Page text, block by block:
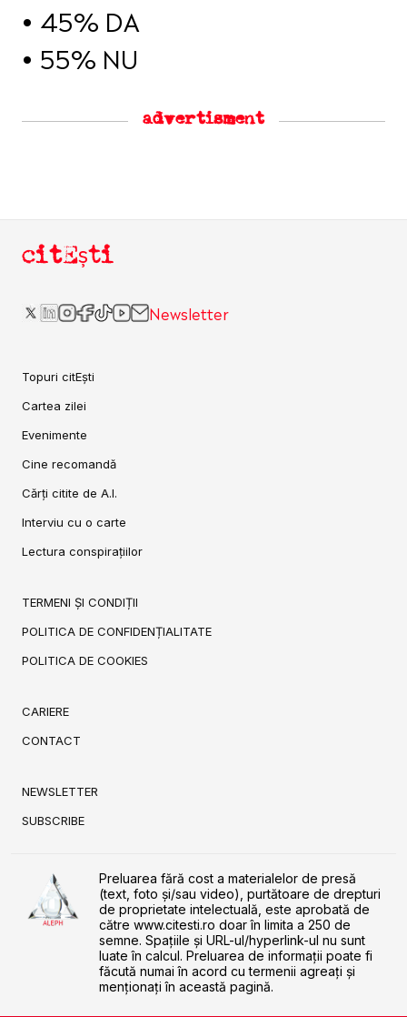
45% DA
55% NU
advertisment
citEști
Newsletter
Topuri citEști
Cartea zilei
Evenimente
Cine recomandă
Cărți citite de A.I.
Interviu cu o carte
Lectura conspirațiilor
TERMENI ȘI CONDIȚII
POLITICA DE CONFIDENȚIALITATE
POLITICA DE COOKIES
CARIERE
CONTACT
NEWSLETTER
SUBSCRIBE
Preluarea fără cost a materialelor de presă
(text, foto și/sau video), purtătoare de drepturi
de proprietate intelectuală, este aprobată de
către www.citesti.ro doar în limita a 250 de
semne. Spaţiile şi URL-ul/hyperlink-ul nu sunt
luate în calcul. Preluarea de informaţii poate fi
făcută numai în acord cu termenii agreaţi şi
menţionaţi în această pagină.